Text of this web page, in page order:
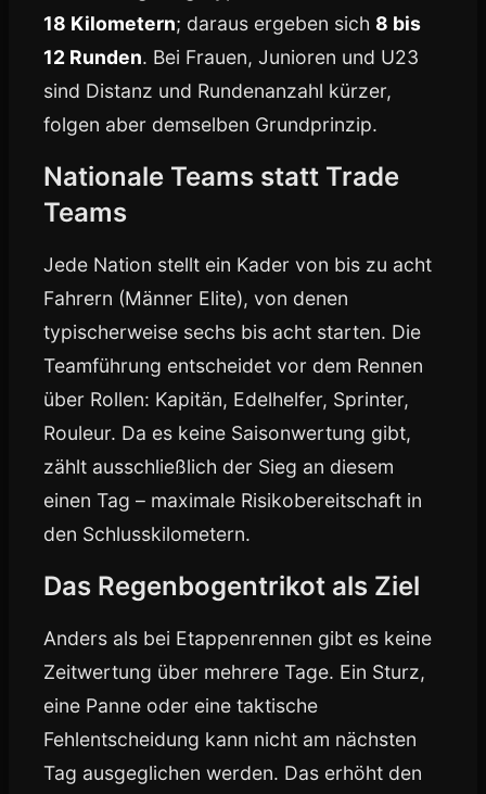
18 Kilometern; daraus ergeben sich 8 bis
12 Runden. Bei Frauen, Junioren und U23
sind Distanz und Rundenanzahl kürzer,
folgen aber demselben Grundprinzip.
Nationale Teams statt Trade
Teams
Jede Nation stellt ein Kader von bis zu acht
Fahrern (Männer Elite), von denen
typischerweise sechs bis acht starten. Die
Teamführung entscheidet vor dem Rennen
über Rollen: Kapitän, Edelhelfer, Sprinter,
Rouleur. Da es keine Saisonwertung gibt,
zählt ausschließlich der Sieg an diesem
einen Tag – maximale Risikobereitschaft in
den Schlusskilometern.
Das Regenbogentrikot als Ziel
Anders als bei Etappenrennen gibt es keine
Zeitwertung über mehrere Tage. Ein Sturz,
eine Panne oder eine taktische
Fehlentscheidung kann nicht am nächsten
Tag ausgeglichen werden. Das erhöht den